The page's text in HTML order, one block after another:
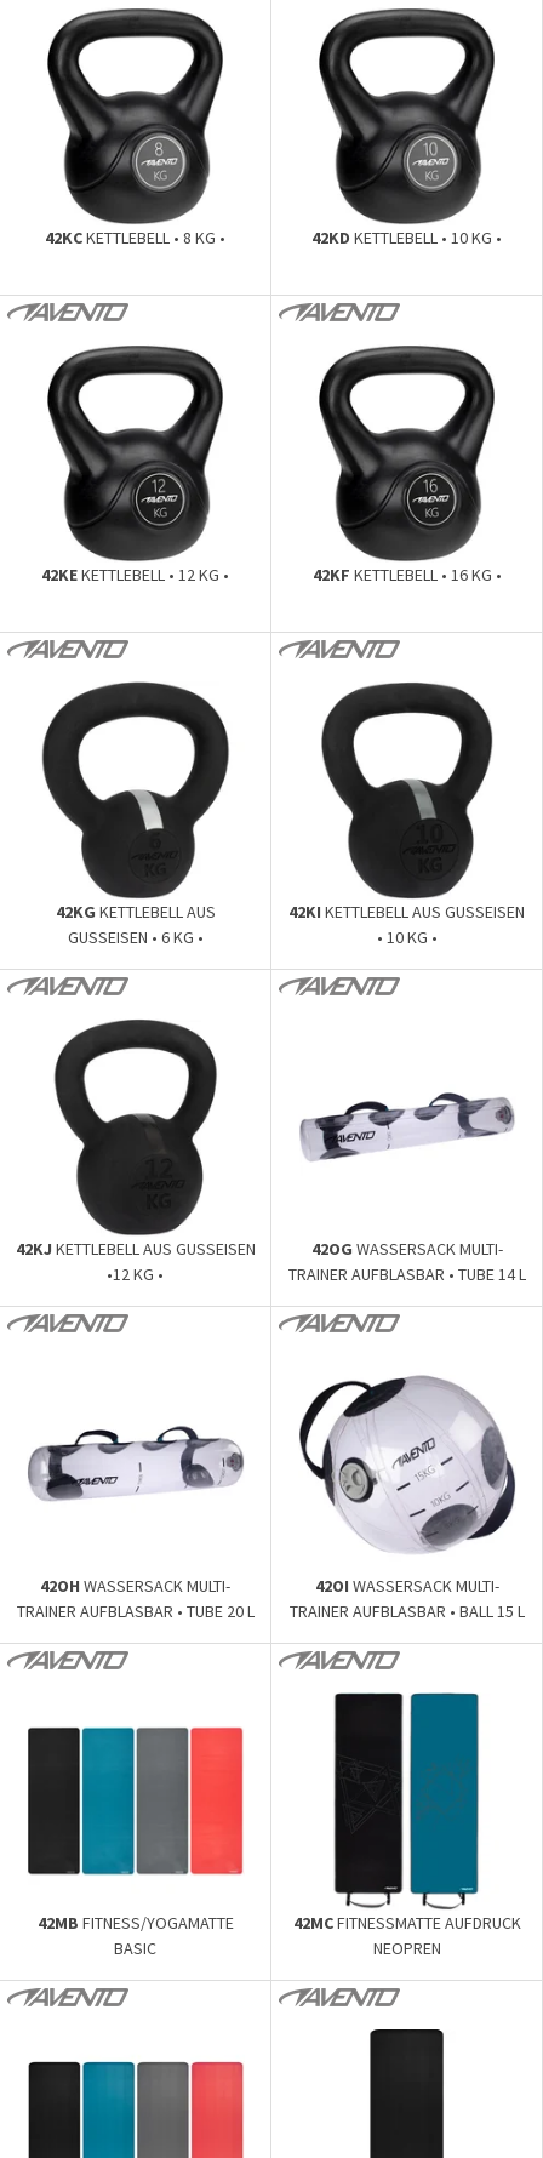
42KCKETTLEBELL • 8 KG • 42KD KETTLEBELL • 10 KG •
42KEKETTLEBELL • 12 KG • 42KF KETTLEBELL • 16 KG •
42KG KETTLEBELL AUS
GUSSEISEN • 6 KG •
42KI KETTLEBELL AUS GUSSEISEN
• 10 KG •
42KJ KETTLEBELL AUS GUSSEISEN
•12 KG •
42OG WASSERSACK MULTI-
TRAINER AUFBLASBAR • TUBE 14 L
42OH WASSERSACK MULTI-
TRAINER AUFBLASBAR • TUBE 20 L
42OI WASSERSACK MULTI-
TRAINER AUFBLASBAR • BALL 15 L
42MB FITNESS/YOGAMATTE
BASIC
42MCFITNESSMATTE AUFDRUCK
NEOPREN